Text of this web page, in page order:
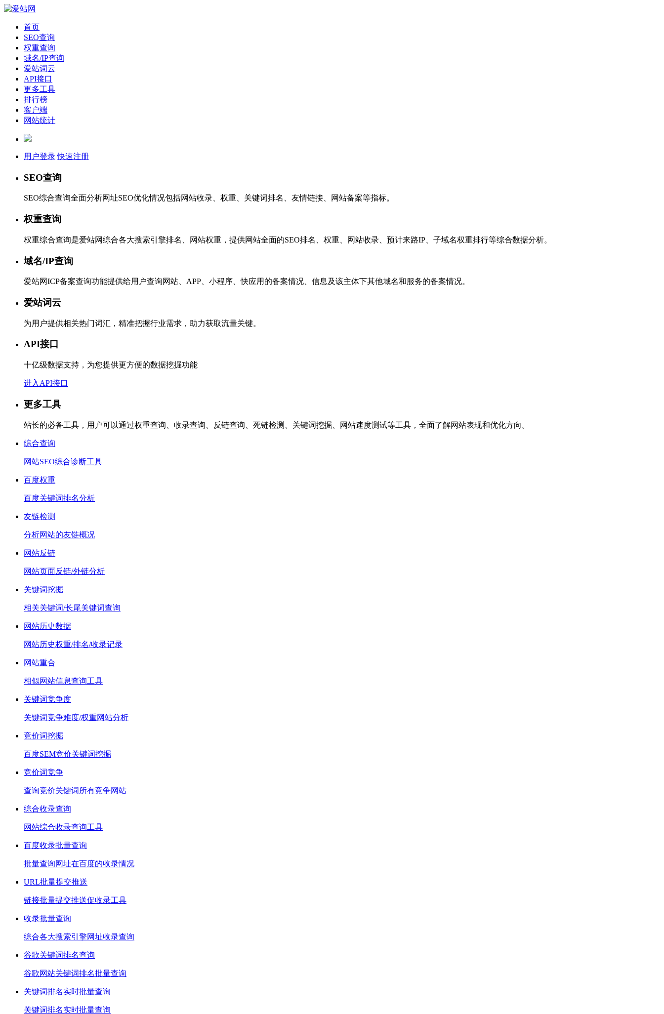
首页
SEO查询
权重查询
域名/IP查询
爱站词云
API接口
更多工具
排行榜
客户端
网站统计
用户登录 快速注册
SEO查询
SEO综合查询全面分析网址SEO优化情况包括网站收录、权重、关键词排名、友情链接、网站备案等指标。
权重查询
权重综合查询是爱站网综合各大搜索引擎排名、网站权重，提供网站全面的SEO排名、权重、网站收录、预计来路IP、子域名权重排行等综合数据分析。
域名/IP查询
爱站网ICP备案查询功能提供给用户查询网站、APP、小程序、快应用的备案情况、信息及该主体下其他域名和服务的备案情况。
爱站词云
为用户提供相关热门词汇，精准把握行业需求，助力获取流量关键。
API接口
十亿级数据支持，为您提供更方便的数据挖掘功能
进入API接口
更多工具
站长的必备工具，用户可以通过权重查询、收录查询、反链查询、死链检测、关键词挖掘、网站速度测试等工具，全面了解网站表现和优化方向。
综合查询
网站SEO综合诊断工具
百度权重
百度关键词排名分析
友链检测
分析网站的友链概况
网站反链
网站页面反链/外链分析
关键词挖掘
相关关键词/长尾关键词查询
网站历史数据
网站历史权重/排名/收录记录
网站重合
相似网站信息查询工具
关键词竞争度
关键词竞争难度/权重网站分析
竞价词挖掘
百度SEM竞价关键词挖掘
竞价词竞争
查询竞价关键词所有竞争网站
综合收录查询
网站综合收录查询工具
百度收录批量查询
批量查询网址在百度的收录情况
URL批量提交推送
链接批量提交推送促收录工具
收录批量查询
综合各大搜索引擎网址收录查询
谷歌关键词排名查询
谷歌网站关键词排名批量查询
关键词排名实时批量查询
关键词排名实时批量查询